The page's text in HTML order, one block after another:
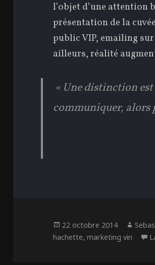
l’objet d’une attention
présentation de la
public VIP, emailing
ailleurs, réalité
« Une distinction
communiquer,
Publié
le
22 octobre 2014
hachette,marketing vin